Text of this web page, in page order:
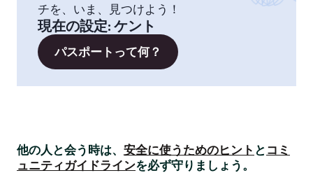
チを、いま、見つけよう！
現在の設定: ケント
パスポートって何？
他の人と会う時は、 安全に使うためのヒント と コミ
ュニティガイドラインを必ず守りましょう。